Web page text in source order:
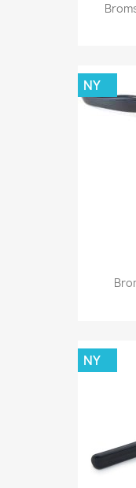
NY
NY